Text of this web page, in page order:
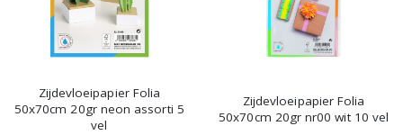
Zijdevloeipapier Folia
50x70cm 20gr neon assorti 5
vel
Zijdevloeipapier Folia
50x70cm 20gr nr00 wit 10 vel